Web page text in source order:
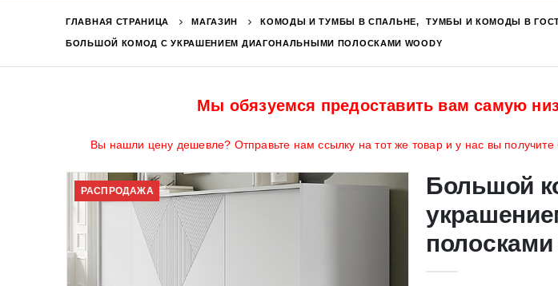
ГЛАВНАЯ СТРАНИЦА МАГАЗИН КОМОДЫ И ТУМБЫ В СПАЛЬНЕ, ТУМБЫ И КОМОДЫ В
БОЛЬШОЙ КОМОД С УКРАШЕНИЕМ ДИАГОНАЛЬНЫМИ ПОЛОСКАМИ WOODY
Мы обязуемся предоставить вам самую
Вы нашли цену дешевле? Отправьте нам ссылку на тот же товар и у нас вы
РАСПРОДАЖА
Большой
полосками